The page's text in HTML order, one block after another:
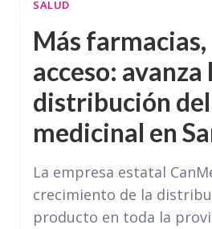
SALUD
Más farmacias,
acceso: avanza
distribución
medicinal en
La empresa estatal
crecimiento de la
producto en toda la